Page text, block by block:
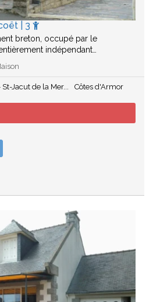
| 3
breton, occupé par le
indépendant…
Jacut de la Mer...
Côtes d'Armor